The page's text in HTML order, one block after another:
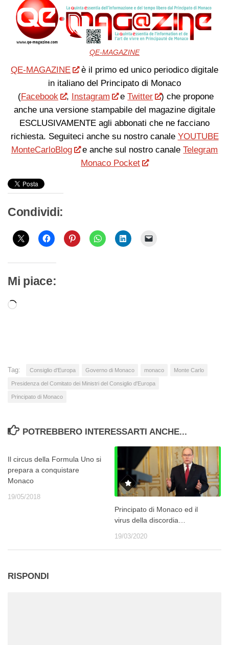
QE-MAGAZINE
QE-MAGAZINE
è il primo ed unico periodico digitale
in italiano del Principato di Monaco
(Facebook , Instagram eTwitter
) che propone
anche una versione stampabile del magazine digitale
ESCLUSIVAMENTE agli abbonati che ne facciano
richiesta. Seguiteci anche su nostro canale YOUTUBE
MonteCarloBlog
e anche sul nostro canaleTelegram
Monaco Pocket
Condividi:
Mi piace:
Caricamento
Tag: Consiglio d'Europa Governo di Monaco monaco Monte Carlo
Presidenza del Comitato dei Ministri del Consiglio d'Europa
Principato di Monaco
POTREBBERO INTERESSARTI ANCHE...
Il circus della Formula Uno si
prepara a conquistare
Monaco
19/05/2018
Principato di Monaco ed il
virus della discordia…
19/03/2020
RISPONDI